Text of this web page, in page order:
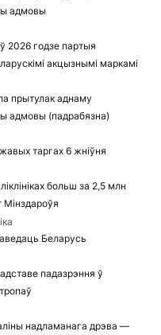
адмовы
2026 годзе партыя
акцызнымі маркамі
прытулак аднаму
адмовы (падрабязна)
таргах 6 жніўня
больш за 2,5 млн
Беларусь
падазрэння ў
надламанага дрэва —